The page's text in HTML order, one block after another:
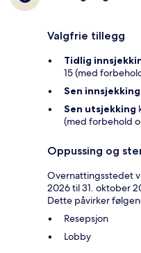
Valgfrie tillegg
Tidlig
15 (med
Sen innsjekking
Sen utsjekking
(med forbehold
Oppussing og
Overnattingsstedet
2026 til 31. oktober
Dette påvirker
Resepsjon
Lobby